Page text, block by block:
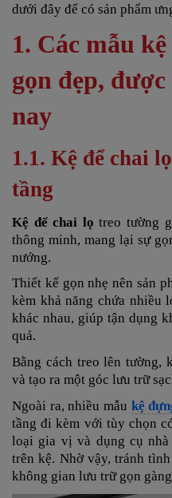
dưới đây để có sản phẩm
1. Các mẫu
gọn đẹp,
nay
1.1. Kệ để chai
tầng
Kệ để chai lọ treo tường
thông minh, mang lại sự
nướng.
Thiết kế gọn nhẹ nên sản
kèm khả năng chứa nhiều
khác nhau, giúp tận dụng
quả.
Bằng cách treo lên tường,
và tạo ra một góc lưu trữ
Ngoài ra, nhiều mẫu kệ
tầng đi kèm với tùy chọn
loại gia vị và dụng cụ
trên kệ. Nhờ vậy, tránh
không gian lưu trữ gọn